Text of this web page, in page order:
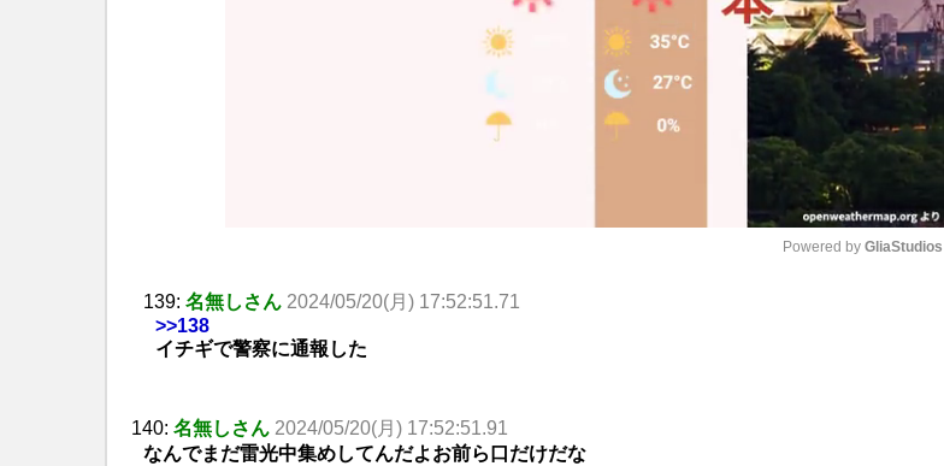
Powered by GliaStudios
139: 名無しさん 2024/05/20(月) 17:52:51.71
>>138
イチギで警察に通報した
140: 名無しさん 2024/05/20(月) 17:52:51.91
なんでまだ雷光中集めしてんだよお前ら口だけだな